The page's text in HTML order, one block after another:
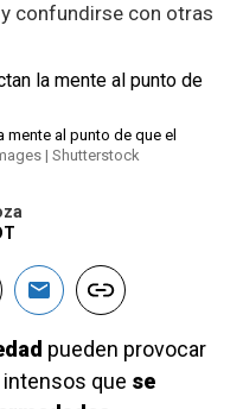
confundirse con otras
al punto de que el
| Shutterstock
pueden provocar
que se